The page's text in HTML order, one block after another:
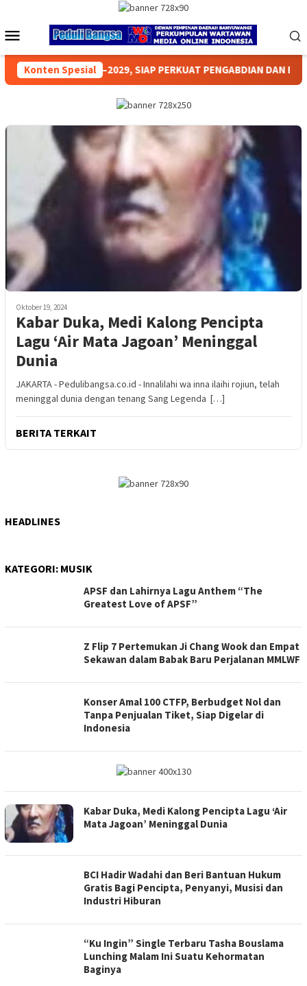
konten
Menu
Mobile
Konten Spesial
PENGABDIAN DAN BANTUAN HUKUM BAGI MASYARAKAT
Oktober 19, 2024
Kabar Duka, Medi Kalong Pencipta
Lagu ‘Air Mata Jagoan’ Meninggal
Dunia
JAKARTA - Pedulibangsa.co.id - Innalilahi wa inna ilaihi rojiun, telah
meninggal dunia dengan tenang Sang Legenda […]
BERITA TERKAIT
HEADLINES
KATEGORI: MUSIK
APSF dan Lahirnya Lagu Anthem “The
Greatest Love of APSF”
Z Flip 7 Pertemukan Ji Chang Wook dan Empat
Sekawan dalam Babak Baru Perjalanan MMLWF
Konser Amal 100 CTFP, Berbudget Nol dan
Tanpa Penjualan Tiket, Siap Digelar di
Indonesia
Kabar Duka, Medi Kalong Pencipta Lagu ‘Air
Mata Jagoan’ Meninggal Dunia
BCI Hadir Wadahi dan Beri Bantuan Hukum
Gratis Bagi Pencipta, Penyanyi, Musisi dan
Industri Hiburan
“Ku Ingin” Single Terbaru Tasha Bouslama
Lunching Malam Ini Suatu Kehormatan
Baginya